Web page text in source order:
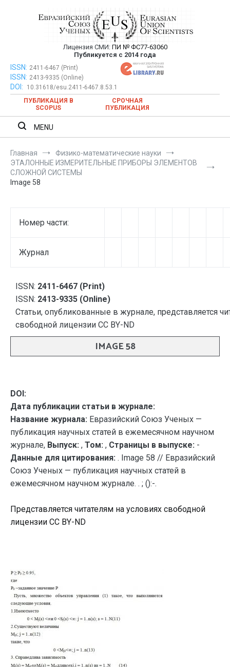
Евразийский Союз Ученых —
публикация научных статей в
ежемесячном научном журнале
Лицензия СМИ: ПИ № ФС77-63060
Публикуется с 2014 года
Евразийский Союз Ученых — публикация научных статей в
ежемесячном научном журнале
ISSN: 2411-6467 (Print)
ISSN: 2413-9335 (Online)
DOI:
10.31618/esu.2411-6467.8.53.1
ПУБЛИКАЦИЯ В
SCOPUS
СРОЧНАЯ
ПУБЛИКАЦИЯ
MENU
Главная
Физико-математические науки
ЭТАЛОННЫЕ ИЗМЕРИТЕЛЬНЫЕ ПРИБОРЫ ЭЛЕМЕНТОВ
СЛОЖНОЙ СИСТЕМЫ
Image 58
Номер части:
Журнал
ISSN: 2411-6467 (Print)
ISSN: 2413-9335 (Online)
Статьи, опубликованные в журнале, представляется
свободной лицензии CC BY-ND
IMAGE 58
DOI:
Дата публикации статьи в журнале:
Название журнала: Евразийский Союз Ученых —
публикация научных статей в ежемесячном научном
журнале, Выпуск: , Том: , Страницы в выпуске: -
Данные для цитирования: . Image 58 // Евразийский
Союз Ученых — публикация научных статей в
ежемесячном научном журнале. . ; ():-.
Представляется читателям на условиях свободной
лицензии CC BY-ND